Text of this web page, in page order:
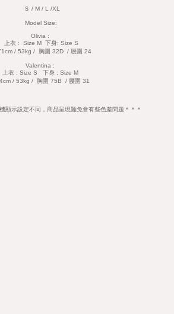
Ｓ / M / L /XL
Model Size:
Olivia :
上衣 : Size M 下身: Size S
/ 53kg / 胸圍 32D / 腰圍 24
Valentina :
上衣 : Size S 下身 : Size M
/ 53kg / 胸圍 75B / 腰圍 31
顯示設定不同，商品呈現難免會有些色差問題＊＊＊